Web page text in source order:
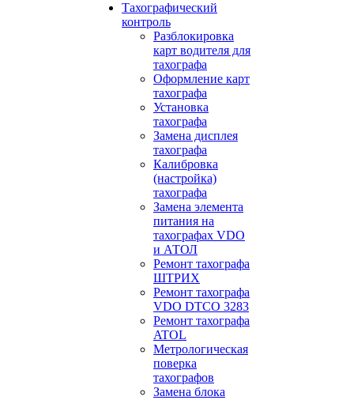
Тахографический
контроль
Разблокировка
карт водителя для
тахографа
Оформление карт
тахографа
Установка
тахографа
Замена дисплея
тахографа
Калибровка
(настройка)
тахографа
Замена элемента
питания на
тахографах VDO
и АТОЛ
Ремонт тахографа
ШТРИХ
Ремонт тахографа
VDO DTCO 3283
Ремонт тахографа
ATOL
Метрологическая
поверка
тахографов
Замена блока